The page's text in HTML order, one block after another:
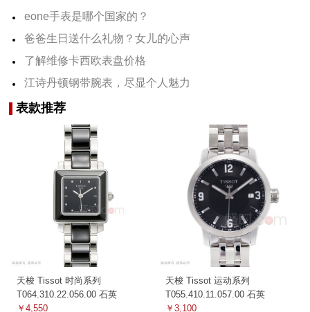
eone手表是哪个国家的？
爸爸生日送什么礼物？女儿的心声
了解维修卡西欧表盘价格
江诗丹顿钢带腕表，尽显个人魅力
表款推荐
天梭 Tissot 时尚系列
T064.310.22.056.00 石英
￥4,550
天梭 Tissot 运动系列
T055.410.11.057.00 石英
￥3,100